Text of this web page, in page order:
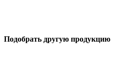
Подобрать другую продукцию